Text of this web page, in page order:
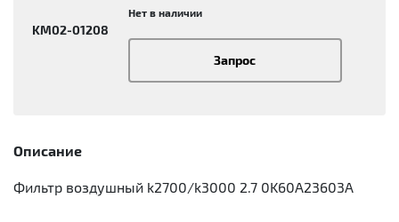
KM02-01208
Нет в наличии
Запрос
Описание
Фильтр воздушный k2700/k3000 2.7 0K60A23603A